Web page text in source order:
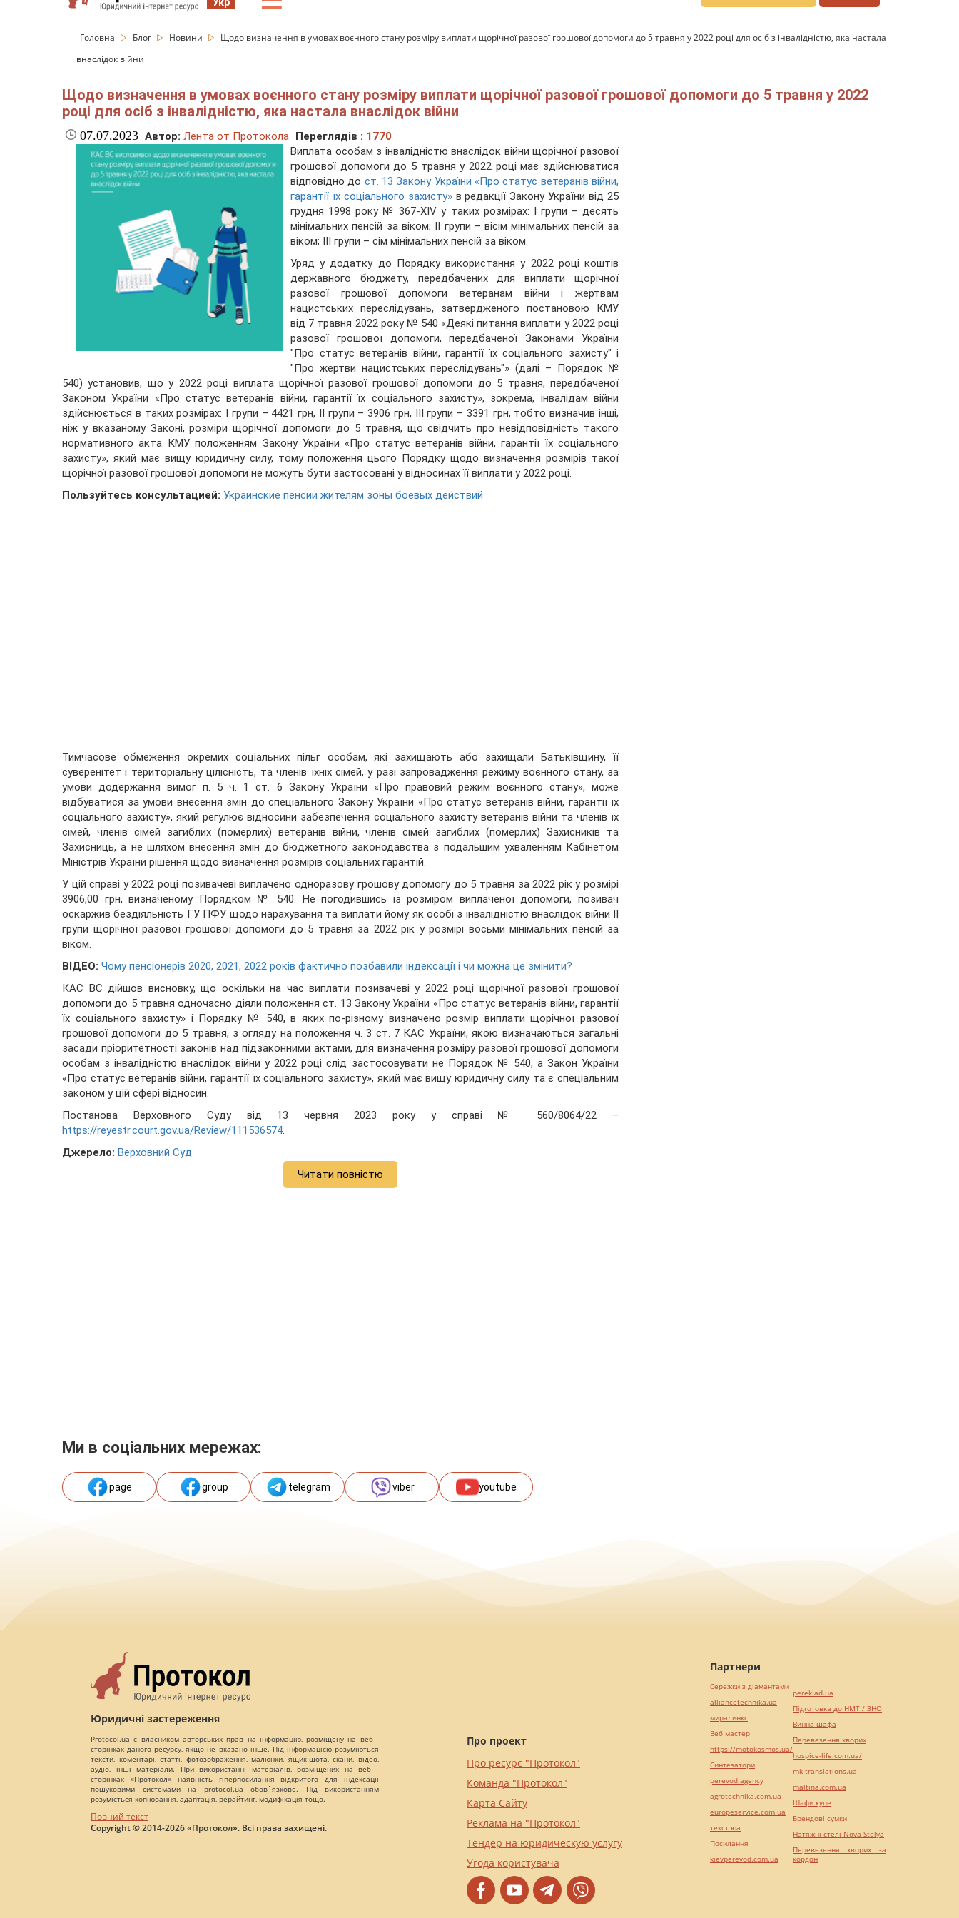
Головна Блог Новини
Щодо визначення в умовах воєнного стану розміру виплати щорічної разової грошової допомоги до 5 травня у 2022 році для осіб з інвалідністю, яка настала
внаслідок війни
Щодо визначення в умовах воєнного стану розміру виплати щорічної разової грошової допомоги до 5 травня у 2022
році для осіб з інвалідністю, яка настала внаслідок війни
07.07.2023 Автор: Лента от Протокола Переглядів : 1770
Виплата особам з інвалідністю внаслідок війни щорічної разової
грошової допомоги до 5 травня у 2022 році має здійснюватися
відповідно до ст. 13 Закону України «Про статус ветеранів війни,
гарантії їх соціального захисту»в редакції Закону України від 25
грудня 1998 року № 367-ХІV у таких розмірах: I групи – десять
мінімальних пенсій за віком; II групи – вісім мінімальних пенсій за
віком; III групи – сім мінімальних пенсій за віком.
Уряд у додатку до Порядку використання у 2022 році коштів
державного бюджету, передбачених для виплати щорічної
разової грошової допомоги ветеранам війни і жертвам
нацистських переслідувань, затвердженого постановою КМУ
від 7 травня 2022 року № 540 «Деякі питання виплати у 2022 році
разової грошової допомоги, передбаченої Законами України
"Про статус ветеранів війни, гарантії їх соціального захисту" і
"Про жертви нацистських переслідувань"» (далі – Порядок №
540) установив, що у 2022 році виплата щорічної разової грошової допомоги до 5 травня, передбаченої
Законом України «Про статус ветеранів війни, гарантії їх соціального захисту», зокрема, інвалідам війни
здійснюється в таких розмірах: I групи – 4421 грн, II групи – 3906 грн, III групи – 3391 грн, тобто визначив інші,
ніж у вказаному Законі, розміри щорічної допомоги до 5 травня, що свідчить про невідповідність такого
нормативного акта КМУ положенням Закону України «Про статус ветеранів війни, гарантії їх соціального
захисту», який має вищу юридичну силу, тому положення цього Порядку щодо визначення розмірів такої
щорічної разової грошової допомоги не можуть бути застосовані у відносинах її виплати у 2022 році.
Пользуйтесь консультацией: Украинские пенсии жителям зоны боевых действий
Тимчасове обмеження окремих соціальних пільг особам, які захищають або захищали Батьківщину, її
суверенітет і територіальну цілісність, та членів їхніх сімей, у разі запровадження режиму воєнного стану, за
умови додержання вимог п. 5 ч. 1 ст. 6 Закону України «Про правовий режим воєнного стану», може
відбуватися за умови внесення змін до спеціального Закону України «Про статус ветеранів війни, гарантії їх
соціального захисту», який регулює відносини забезпечення соціального захисту ветеранів війни та членів їх
сімей, членів сімей загиблих (померлих) ветеранів війни, членів сімей загиблих (померлих) Захисників та
Захисниць, а не шляхом внесення змін до бюджетного законодавства з подальшим ухваленням Кабінетом
Міністрів України рішення щодо визначення розмірів соціальних гарантій.
У цій справі у 2022 році позивачеві виплачено одноразову грошову допомогу до 5 травня за 2022 рік у розмірі
3906,00 грн, визначеному Порядком № 540. Не погодившись із розміром виплаченої допомоги, позивач
оскаржив бездіяльність ГУ ПФУ щодо нарахування та виплати йому як особі з інвалідністю внаслідок війни ІІ
групи щорічної разової грошової допомоги до 5 травня за 2022 рік у розмірі восьми мінімальних пенсій за
віком.
ВІДЕО: Чому пенсіонерів 2020, 2021, 2022 років фактично позбавили індексації і чи можна це змінити?
КАС ВС дійшов висновку, що оскільки на час виплати позивачеві у 2022 році щорічної разової грошової
допомоги до 5 травня одночасно діяли положення ст. 13 Закону України «Про статус ветеранів війни, гарантії
їх соціального захисту» і Порядку № 540, в яких по-різному визначено розмір виплати щорічної разової
грошової допомоги до 5 травня, з огляду на положення ч. 3 ст. 7 КАС України, якою визначаються загальні
засади пріоритетності законів над підзаконними актами, для визначення розміру разової грошової допомоги
особам з інвалідністю внаслідок війни у 2022 році слід застосовувати не Порядок № 540, а Закон України
«Про статус ветеранів війни, гарантії їх соціального захисту», який має вищу юридичну силу та є спеціальним
законом у цій сфері відносин.
Постанова Верховного Суду від 13 червня 2023 року у справі № 560/8064/22 –
https://reyestr.court.gov.ua/Review/111536574.
Джерело: Верховний Суд
Читати повністю
Ми в соціальних мережах:
page group telegram viber youtube
Юридичні застереження
Protocol.ua є власником авторських прав на інформацію, розміщену на веб -
сторінках даного ресурсу, якщо не вказано інше. Під інформацією розуміються
тексти, коментарі, статті, фотозображення, малюнки, ящик-шота, скани, відео,
аудіо, інші матеріали. При використанні матеріалів, розміщених на веб -
сторінках «Протокол» наявність гіперпосилання відкритого для індексації
пошуковими системами на protocol.ua обов`язкове. Під використанням
розуміється копіювання, адаптація, рерайтинг, модифікація тощо.
Повний текст
Copyright © 2014-2026 «Протокол». Всі права захищені.
Про проект
Про ресурс "Протокол"
Команда "Протокол"
Карта Сайту
Реклама на "Протокол"
Тендер на юридическую услугу
Угода користувача
Партнери
Сережки з діамантами
alliancetechnika.ua
миралинкс
Веб мастер
https://motokosmos.ua/
Синтезатори
perevod.agency
agrotechnika.com.ua
europeservice.com.ua
текст юа
Посилання
kievperevod.com.ua
pereklad.ua
Підготовка до НМТ / ЗНО
Винна шафа
Перевезення хворих
hospice-life.com.ua/
mk-translations.ua
maltina.com.ua
Шафи купе
Брендові сумки
Натяжні стелі Nova Stelya
Перевезення хворих за
кордон